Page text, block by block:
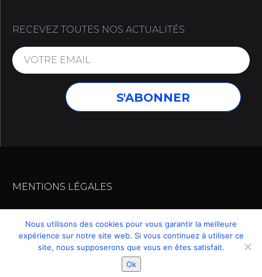
RECEVEZ TOUTES NOS ACTUALITÉS
MENTIONS LÉGALES
© 2019 – MUR-TRONIC 2. TOUS DROITS RESERVES
Nous utilisons des cookies pour vous garantir la meilleure
expérience sur notre site web. Si vous continuez à utiliser ce
site, nous supposerons que vous en êtes satisfait.
Ok